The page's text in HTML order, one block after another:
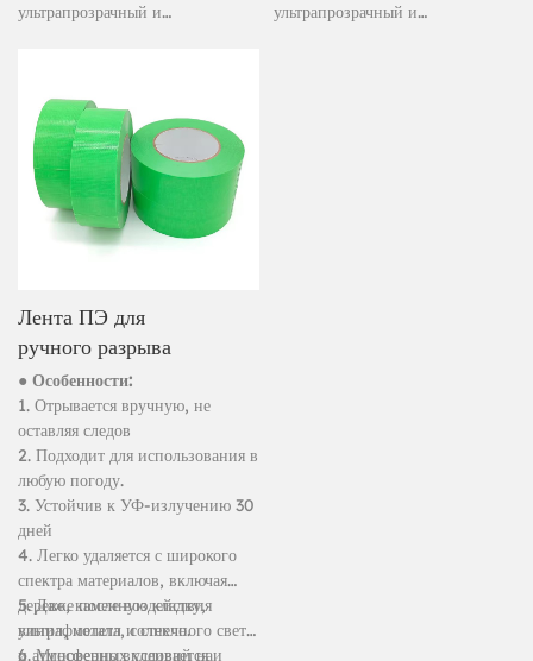
ультрапрозрачный и
ультрапрозрачный и
Лента ПЭ для
ручного разрыва
● Особенности:
1. Отрывается вручную, не
оставляя следов
2. Подходит для использования в
любую погоду.
3. Устойчив к УФ-излучению 30
дней
4. Легко удаляется с широкого
спектра материалов, включая
дерево, каменную кладку,
винил, металл и стекло.
5. Даже после воздействия
ультрафиолета, солнечного света
и атмосферных условий на
6. Мгновенно вклеивается и